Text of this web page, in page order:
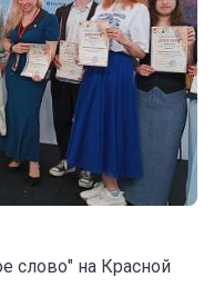
слово" на Красной